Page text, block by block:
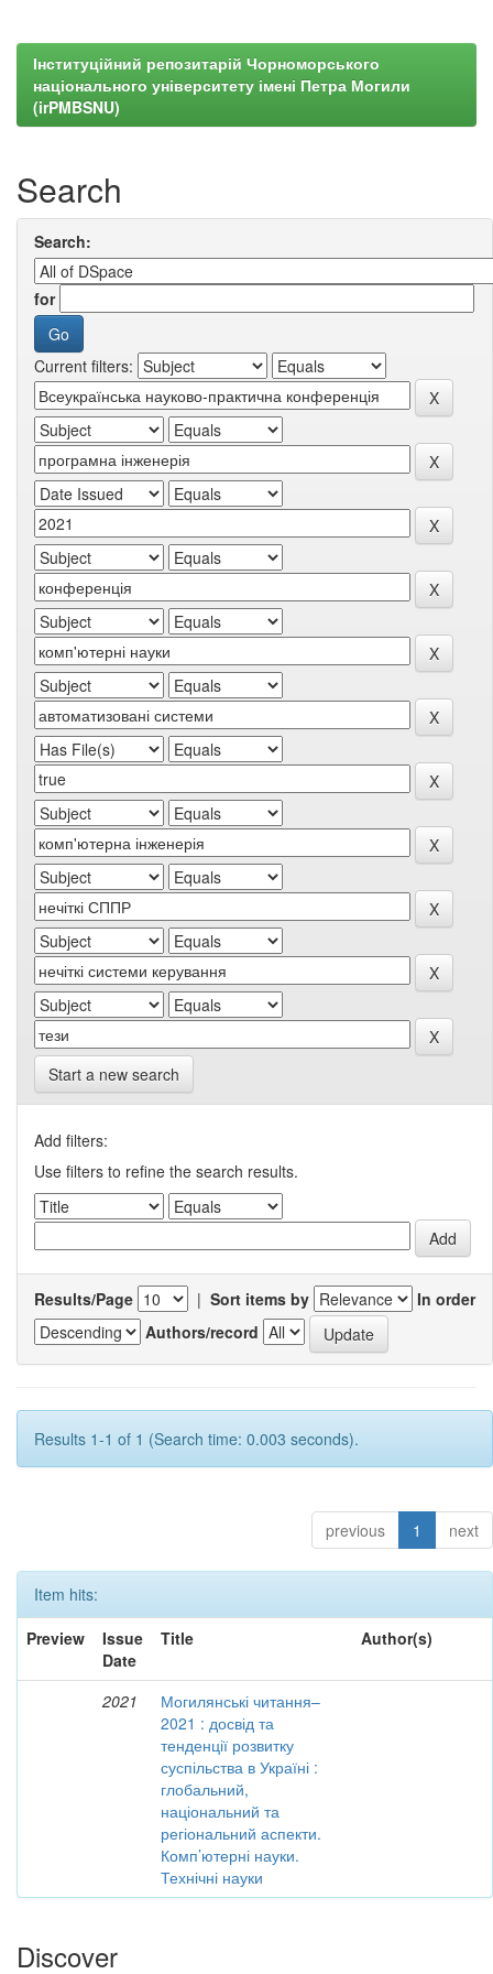
Інституційний репозитарій Чорноморського
національного університету імені Петра Могили
(irPMBSNU)
Search
Search:
for
Current filters:
Start a new search
Add filters:
Use filters to refine the search results.
Results/Page | Sort items by
In order
Authors/record
Results 1-1 of 1 (Search time: 0.003 seconds).
previous 1 next
Item hits:
Preview
Issue
Date
Title Author(s)
2021
Могилянські читання–
2021 : досвід та
тенденції розвитку
суспільства в Україні :
глобальний,
національний та
регіональний аспекти.
Комп’ютерні науки.
Технічні науки
Discover